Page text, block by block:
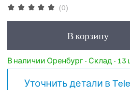
(0)
В корзину
В наличии Оренбург - Склад - 13
Уточнить детали в